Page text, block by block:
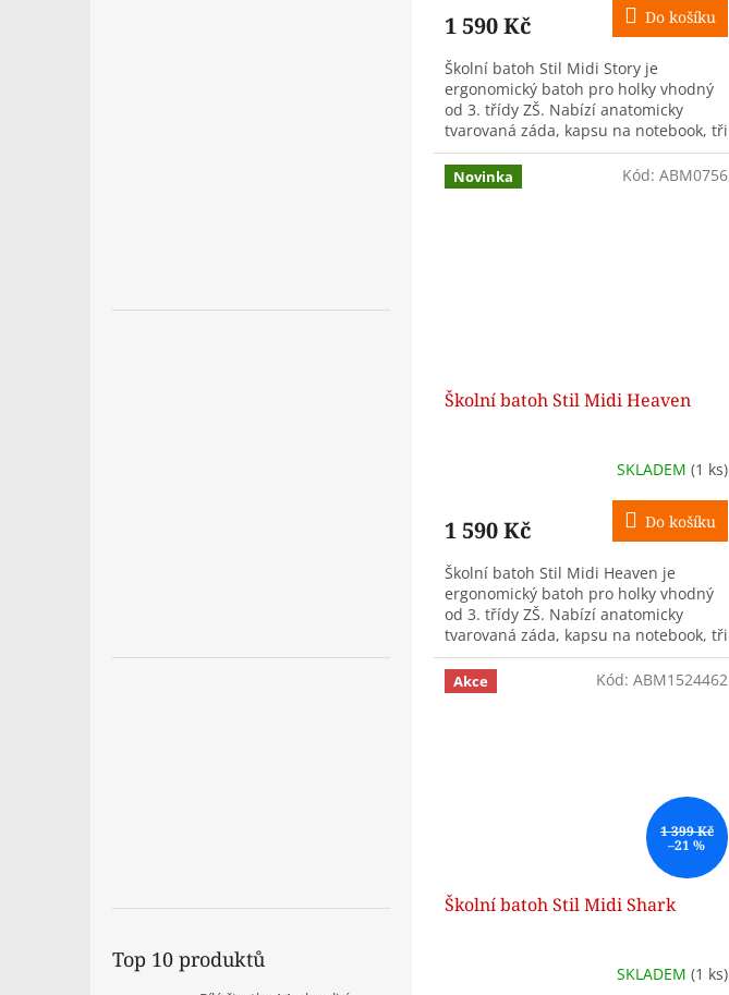
Top 10 produktů
1 590 Kč Do košíku
Školní batoh Stil Midi Story je
ergonomický batoh pro holky vhodný
od 3. třídy ZŠ. Nabízí anatomicky
tvarovaná záda, kapsu na notebook, tři
komory, objem 26 l a hmotnost
pouze...
Novinka
Školní batoh Stil Midi Heaven
SKLADEM (1 ks)
1 590 Kč Do košíku
Školní batoh Stil Midi Heaven je
ergonomický batoh pro holky vhodný
od 3. třídy ZŠ. Nabízí anatomicky
tvarovaná záda, kapsu na notebook, tři
komory, objem 26 l a hmotnost
pouze...
Kód: ABM0756
Akce
1 399 Kč
–21 %
Školní batoh Stil Midi Shark
SKLADEM (1 ks)
Kód: ABM1524462